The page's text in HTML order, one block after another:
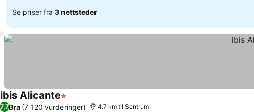
Se priser fra 3 nettsteder
ibis Alicante1 Stjerner
7,7Bra (7 120 vurderinger) 4.7 km til Sentrum